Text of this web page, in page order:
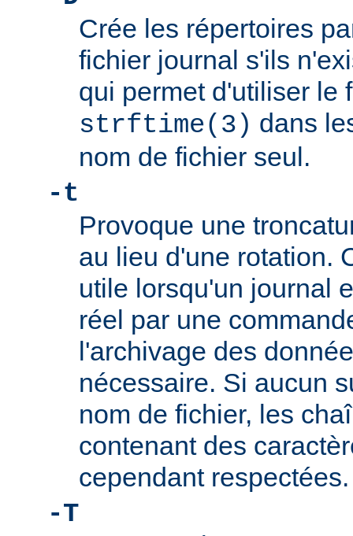
Crée les répertoires
fichier journal s'ils
qui permet d'utiliser le
strftime(3) dans
nom de fichier seul.
-t
Provoque une
au lieu d'une rotation.
utile lorsqu'un journal
réel par une
l'archivage des
nécessaire. Si aucun
nom de fichier, les
contenant des
cependant respectées.
-T